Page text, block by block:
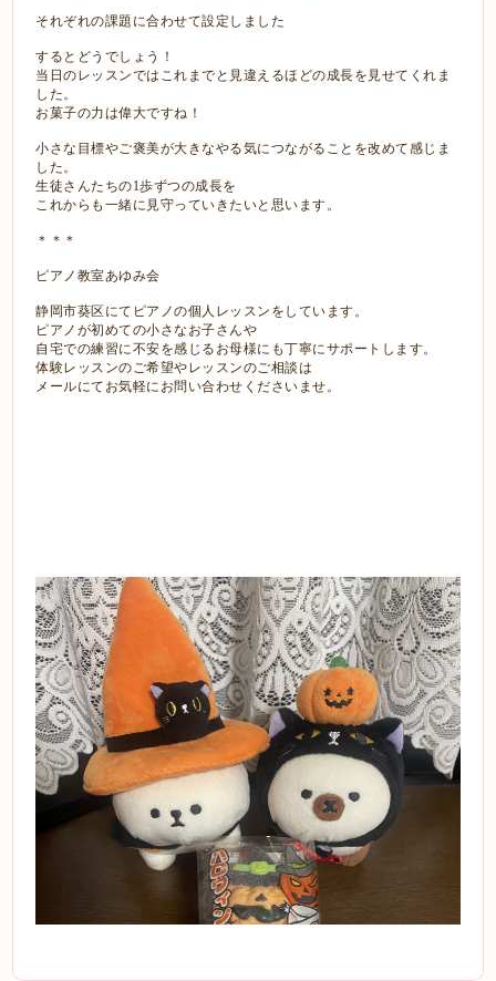
それぞれの課題に合わせて設定しました
するとどうでしょう！
当日のレッスンではこれまでと見違えるほどの成長を見せてくれま
した。
お菓子の力は偉大ですね！
小さな目標やご褒美が大きなやる気につながることを改めて感じま
した。
生徒さんたちの1歩ずつの成長を
これからも一緒に見守っていきたいと思います。
＊＊＊
ピアノ教室あゆみ会
静岡市葵区にてピアノの個人レッスンをしています。
ピアノが初めての小さなお子さんや
自宅での練習に不安を感じるお母様にも丁寧にサポートします。
体験レッスンのご希望やレッスンのご相談は
メールにてお気軽にお問い合わせくださいませ。